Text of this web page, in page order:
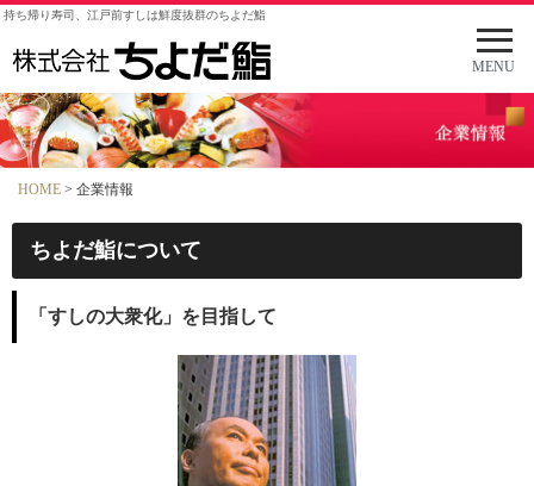
メ
ニ
ュ
を
MENU
持ち帰り寿司、江戸前すしは鮮度抜群のちよだ鮨
HOME > 企業情報
ちよだ鮨について
「すしの大衆化」を目指して